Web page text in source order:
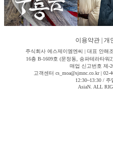
이용약관 개
주식회사 에스제이엠엔씨 | 대표 안해
16층 B-1609호 (문정동, 송파테라타워
매업 신고번호 제-
고객센터 cs_moa@sjmnc.co.kr |
12:30~13:30 /
AsiaN. ALL